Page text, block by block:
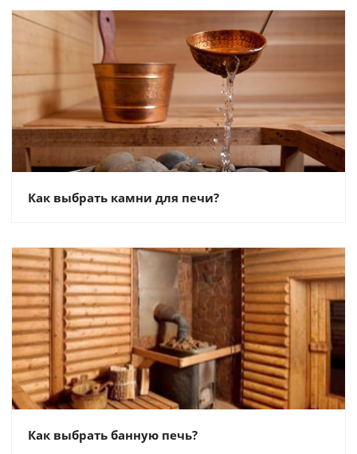
Как выбрать камни для печи?
Как выбрать банную печь?